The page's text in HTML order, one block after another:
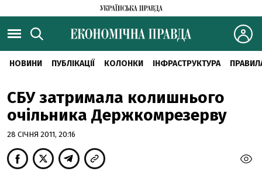
НОВИНИ ПУБЛІКАЦІЇ КОЛОНКИ ІНФРАСТРУКТУРА
СБУ затримала колишнього
очільника Держкомрезерву
28 СІЧНЯ 2011, 20:16